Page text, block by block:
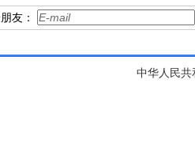
友：
中华人民共